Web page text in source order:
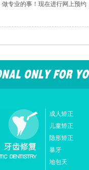
专业的事！现在进行网上预约
成人矫正
儿童矫正
隐形矫正
暴牙
地包天